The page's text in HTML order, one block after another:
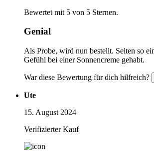
Bewertet mit 5 von 5 Sternen.
Genial
Als Probe, wird nun bestellt. Selten so
Gefühl bei einer Sonnencreme gehabt.
War diese Bewertung für dich hilfreich?
Ute
15. August 2024
Verifizierter Kauf